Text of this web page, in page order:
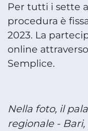
Per tutti i sette
procedura è
2023. La
online
Semplice.
Nella foto, il
regionale -